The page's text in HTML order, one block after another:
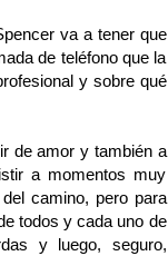
va a tener que
de teléfono que la
y sobre qué
de amor y también a
a momentos muy
camino, pero para
todos y cada uno de
y luego, seguro,